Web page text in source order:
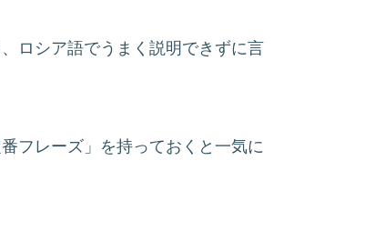
ロシア語でうまく説明できずに言
フレーズ」を持っておくと一気に